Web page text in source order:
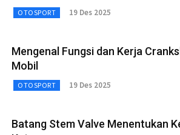
OTOSPORT 19 Des 2025
Mengenal Fungsi dan Kerja
Mobil
OTOSPORT 19 Des 2025
Batang Stem Valve Menentukan